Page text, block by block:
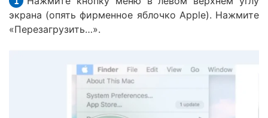
экрана (опять фирменное яблочко Apple). Нажмите
«Перезагрузить…».